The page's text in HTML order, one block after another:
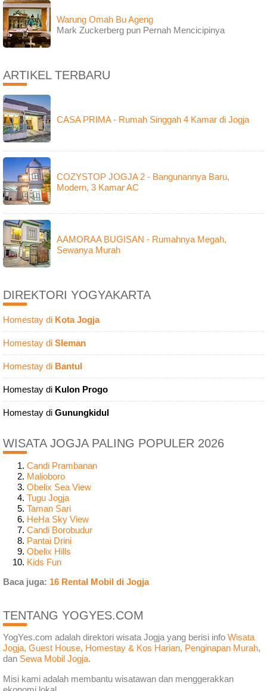
Warung Omah Bu Ageng
Mark Zuckerberg pun Pernah Mencicipinya
ARTIKEL TERBARU
CASA PRIMA - Rumah Singgah 4 Kamar di Jogja
COZYSTOP JOGJA 2 - Bangunannya Baru,
Modern, 3 Kamar AC
AAMORAA BUGISAN - Rumahnya Megah,
Sewanya Murah
DIREKTORI YOGYAKARTA
Homestay di Kota Jogja
Homestay di Sleman
Homestay di Bantul
Homestay di Kulon Progo
Homestay di Gunungkidul
WISATA JOGJA PALING POPULER 2026
Candi Prambanan
Malioboro
Obelix Sea View
Tugu Jogja
Taman Sari
HeHa Sky View
Candi Borobudur
Pantai Drini
Obelix Hills
Kids Fun
Baca juga: 16 Rental Mobil di Jogja
TENTANG YOGYES.COM
YogYes.com adalah direktori wisata Jogja yang berisi info Wisata
Jogja, Guest House, Homestay & Kos Harian, Penginapan Murah,
dan Sewa Mobil Jogja.
Misi kami adalah membantu wisatawan dan menggerakkan